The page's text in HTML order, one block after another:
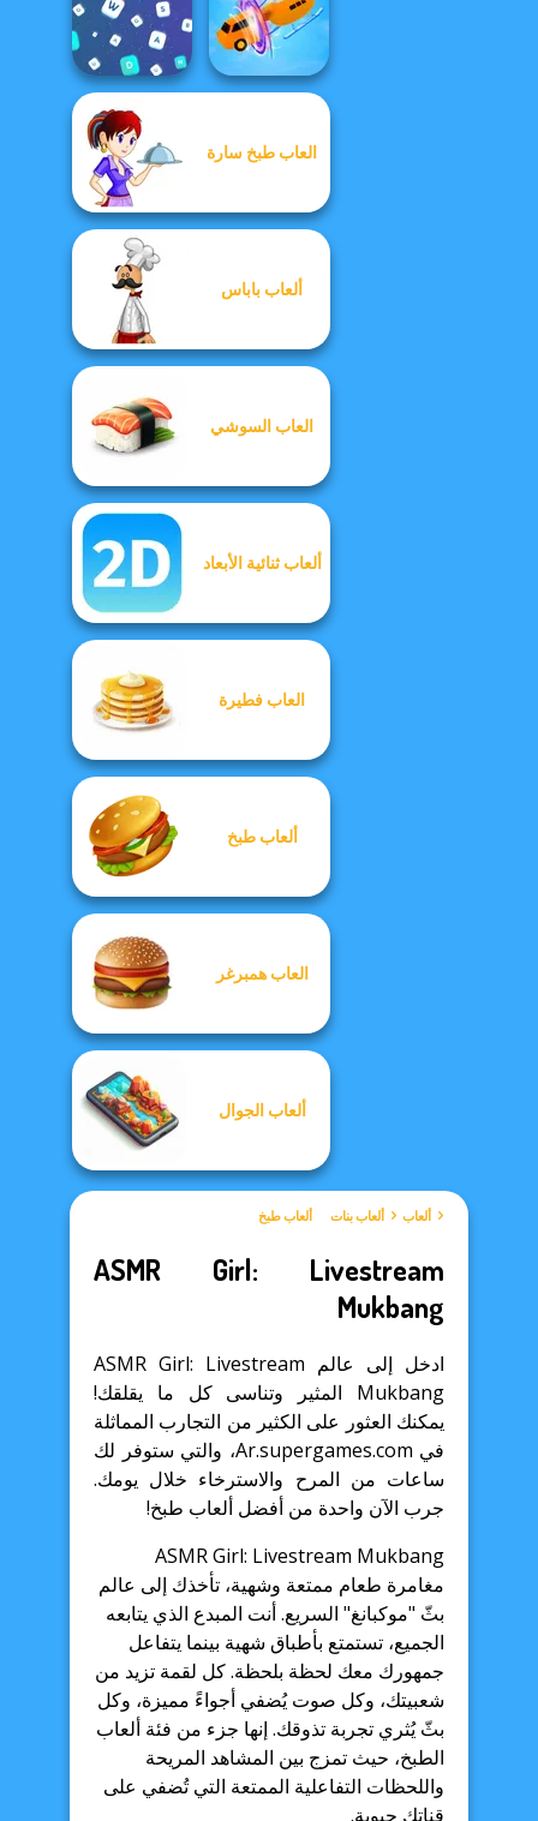
Cute Coloring
Games
Block Color
Puzzle Blast
Words Match
العاب طبخ سارة
ألعاب باباس
العاب السوشي
ألعاب ثنائية الأبعاد
العاب فطيرة
ألعاب طبخ
العاب همبرغر
ألعاب الجوال
ألعاب ألعاب بنات ألعاب طبخ
ASMR Girl: Livestream
Mukbang
ادخل إلى عالم ASMR Girl: Livestream
Mukbang المثير وتناسى كل ما يقلقك!
يمكنك العثور على الكثير من التجارب المماثلة
في Ar.supergames.com، والتي ستوفر لك
ساعات من المرح والاسترخاء خلال يومك.
جرب الآن واحدة من أفضل ألعاب طبخ!
ASMR Girl: Livestream Mukbang
مغامرة طعام ممتعة وشهية، تأخذك إلى عالم
بثّ "موكبانغ" السريع. أنت المبدع الذي يتابعه
الجميع، تستمتع بأطباق شهية بينما يتفاعل
جمهورك معك لحظة بلحظة. كل لقمة تزيد من
شعبيتك، وكل صوت يُضفي أجواءً مميزة، وكل
بثّ يُثري تجربة تذوقك. إنها جزء من فئة ألعاب
الطبخ، حيث تمزج بين المشاهد المريحة
واللحظات التفاعلية الممتعة التي تُضفي على
قناتك حيوية.